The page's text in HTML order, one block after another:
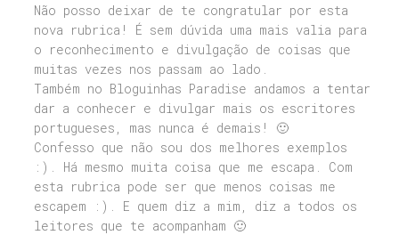
Não posso deixar de te congratular por esta
nova rubrica! É sem dúvida uma mais valia para
o reconhecimento e divulgação de coisas que
muitas vezes nos passam ao lado.
Também no Bloguinhas Paradise andamos a tentar
dar a conhecer e divulgar mais os escritores
portugueses, mas nunca é demais! 🙂
Confesso que não sou dos melhores exemplos
:). Há mesmo muita coisa que me escapa. Com
esta rubrica pode ser que menos coisas me
escapem :). E quem diz a mim, diz a todos os
leitores que te acompanham 🙂